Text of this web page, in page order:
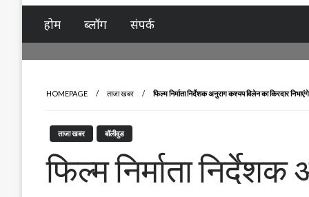
Tez Khabar
होम ब्लॉग संपर्क
HOMEPAGE ताजा खबर फिल्म निर्माता निर्देशक अनुराग कश्यप विलेन का किरदार निभाएंगे
ताजा खबर बॉलीवुड
फिल्म निर्माता